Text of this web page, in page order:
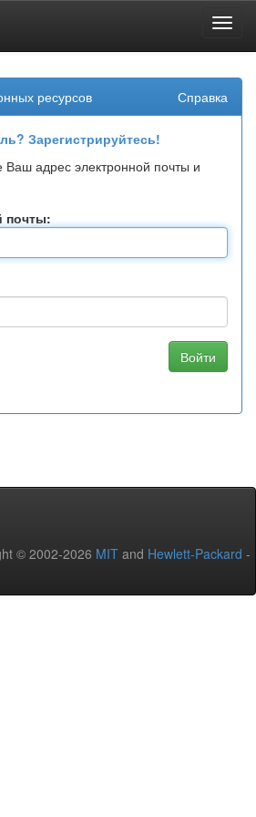
ресурсов Справка
Зарегистрируйтесь!
Ваш адрес электронной почты и
почты:
© 2002-2026 MIT and Hewlett-Packard -